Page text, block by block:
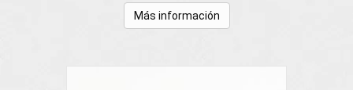
Más información